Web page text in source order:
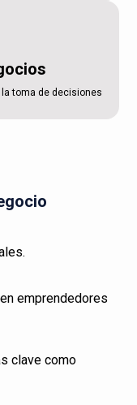
toma de decisiones
emprendedores
clave como